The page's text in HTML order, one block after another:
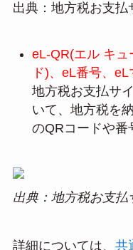
出典：地方税お支払
eL-QR(エル キ
ド)、eL番号、eL
地方税お支払サ
いて、地方税を
のQRコードや番
出典：地方税お支払
詳細については、 共